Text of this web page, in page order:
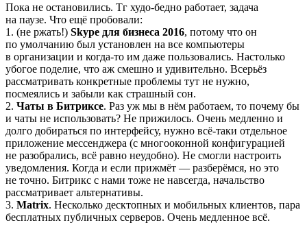
Пока не остановились. Тг худо‑бедно работает, задача
на паузе. Что ещё пробовали:
1. (не ржать!) Skype для бизнеса 2016, потому что он
по умолчанию был установлен на все компьютеры
в организации и когда‑то им даже пользовались. Настолько
убогое поделие, что аж смешно и удивительно. Всерьёз
рассматривать конкретные проблемы тут не нужно,
посмеялись и забыли как страшный сон.
2. Чаты в Битриксе. Раз уж мы в нём работаем, то почему бы
и чаты не использовать? Не прижилось. Очень медленно и
долго добираться по интерфейсу, нужно всё‑таки отдельное
приложение мессенджера (с многооконной конфигурацией
не разобрались, всё равно неудобно). Не смогли настроить
уведомления. Когда и если прижмёт — разберёмся, но это
не точно. Битрикс с нами тоже не навсегда, начальство
рассматривает альтернативы.
3. Matrix. Несколько десктопных и мобильных клиентов, пара
бесплатных публичных серверов. Очень медленное всё.